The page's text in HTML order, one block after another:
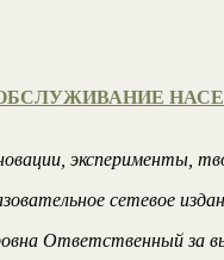
эксперименты,
сетевое
Ответственный за